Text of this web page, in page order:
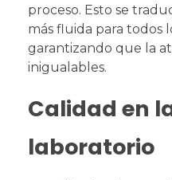
proceso. Esto se
más fluida para todos
garantizando que la
inigualables.
Calidad en
laboratorio